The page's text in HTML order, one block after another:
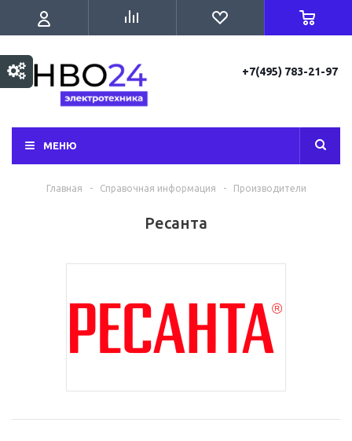
+7(495) 783-21-97
МЕНЮ
Главная - Справочная информация - Производители
Ресанта